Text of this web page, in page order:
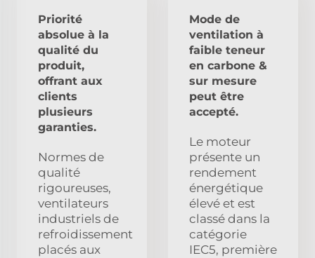
Priorité
absolue à la
qualité du
produit,
offrant aux
clients
plusieurs
garanties.
Normes de
qualité
rigoureuses,
ventilateurs
industriels de
refroidissement
placés aux
Mode de
ventilation à
faible teneur
en carbone &
sur mesure
peut être
accepté.
Le moteur
présente un
rendement
énergétique
élevé et est
classé dans la
catégorie
IEC5, première